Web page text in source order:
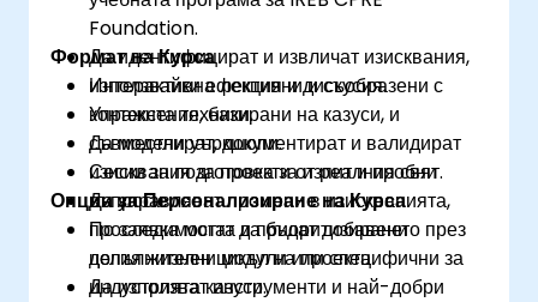
Foundation.
Да идентифицират и извличат изисквания,
използвайки ефективни и съобразени с
контекста техники.
Да моделират, документират и валидират
изисквания за проекти от реалния свят.
Да управляват промени в изискванията,
проследимостта и приоритизирането през
целия жизнен цикъл на проекта.
Да използват инструменти и най-добри
Формат на Курса
Интерактивна лекция и дискусия.
Упражнения, базирани на казуси, и
съвместни уъркшопи.
Сесии за подготовка за изпит и пробни
въпроси.
Опции за Персонализиране на Курса
По заявка могат да бъдат добавени
допълнителни модули или специфични за
индустрията казуси.